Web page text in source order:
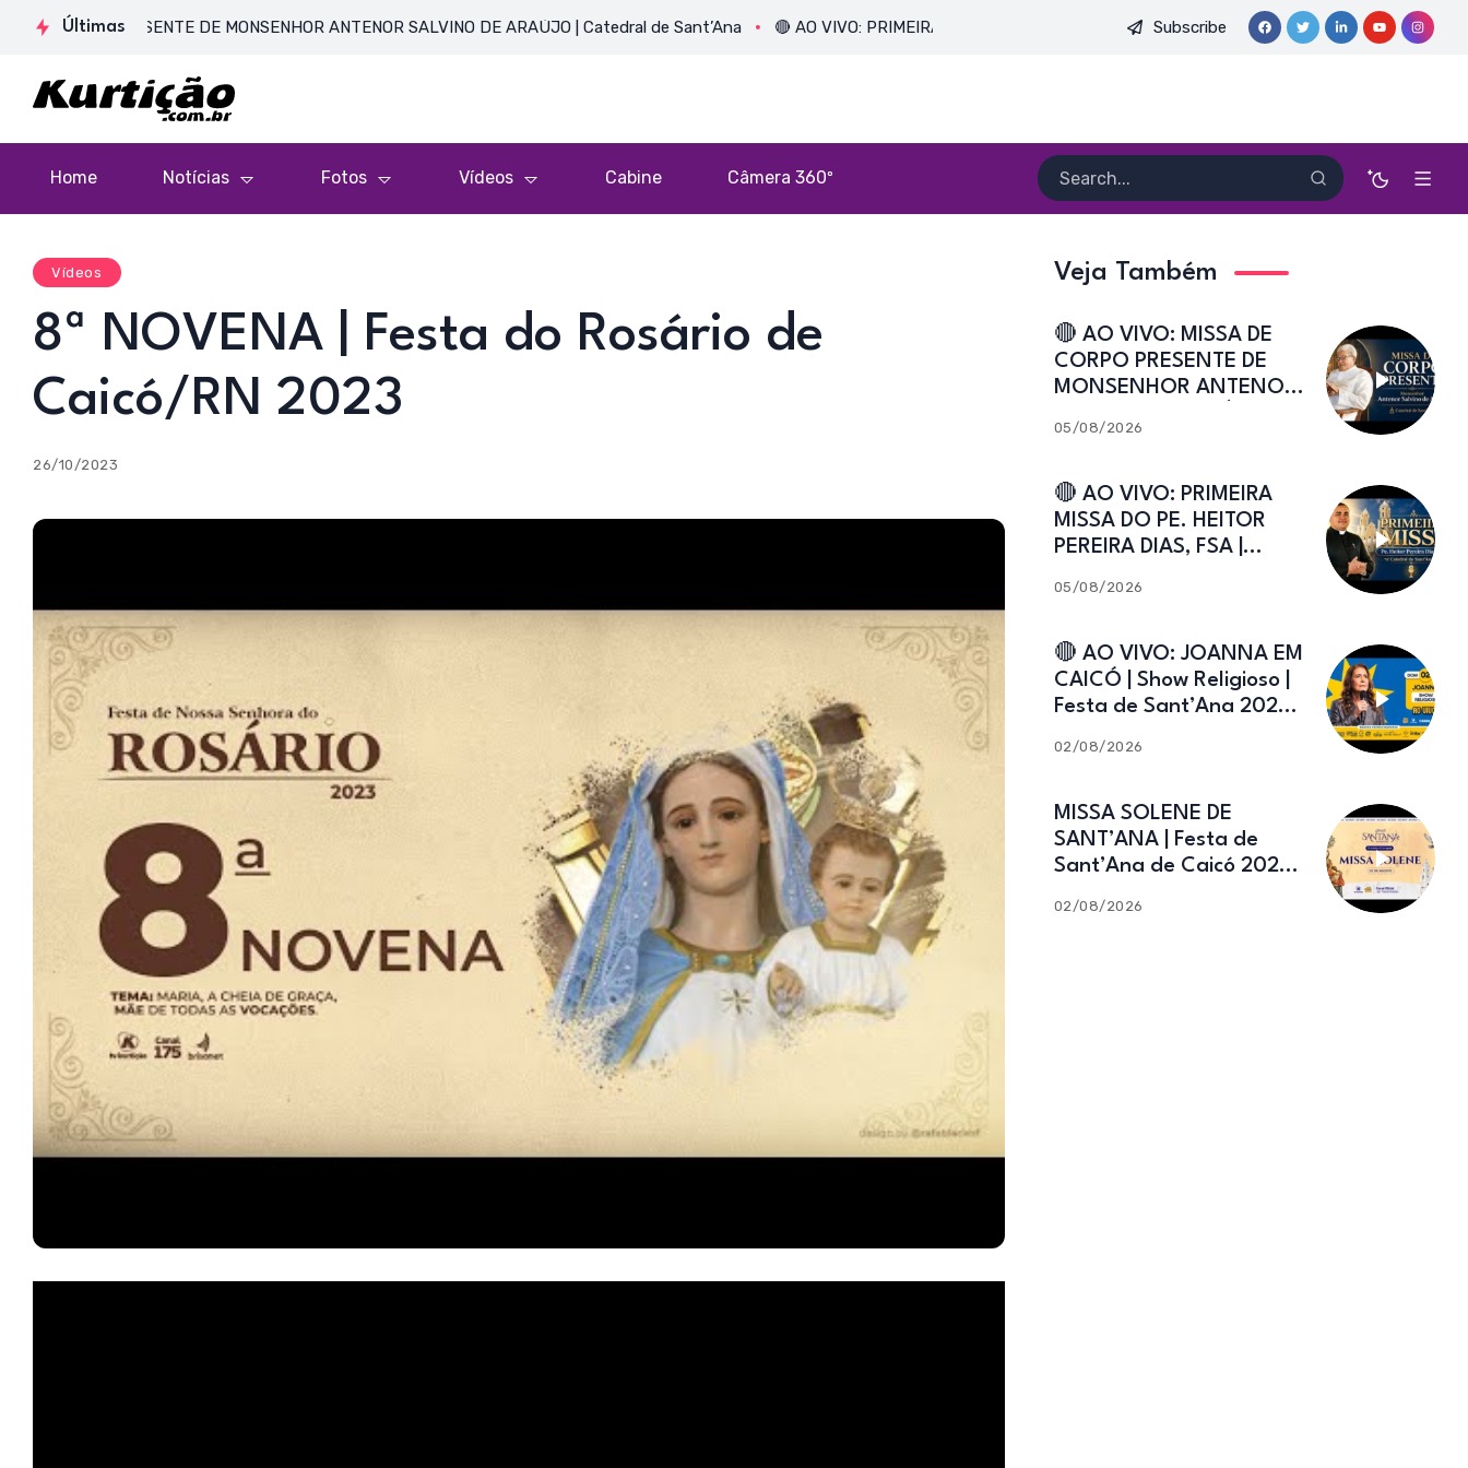
Últimas
PRESENTE DE MONSENHOR ANTENOR SALVINO DE ARAÚJO | Catedral de Sant’Ana 🔴 AO VIVO: PRIMEIRA MISSA DO PE. HEITOR PEREIRA DIAS, FSA | Catedral de Sant’Ana | Caicó-RN
Subscribe
Home Notícias Fotos Vídeos Cabine Câmera 360º
Vídeos
8ª NOVENA | Festa do Rosário de
Caicó/RN 2023
26/10/2023
Veja Também
🔴 AO VIVO: MISSA DE
CORPO PRESENTE DE
MONSENHOR ANTENOR
Catedral de Sant’Ana
05/08/2026
🔴 AO VIVO: PRIMEIRA
MISSA DO PE. HEITOR
PEREIRA DIAS, FSA |
Caicó-RN
05/08/2026
🔴 AO VIVO: JOANNA EM
CAICÓ | Show Religioso |
Festa de Sant’Ana 2026 |
02/08/2026
MISSA SOLENE DE
SANT’ANA | Festa de
Sant’Ana de Caicó 2026 |
02/08/2026